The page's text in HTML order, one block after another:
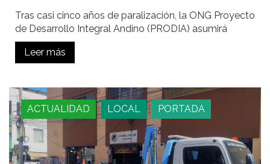
Tras casi cinco años de paralización, la ONG Proyecto
de Desarrollo Integral Andino (PRODIA) asumirá
Leer más
ACTUALIDAD LOCAL PORTADA